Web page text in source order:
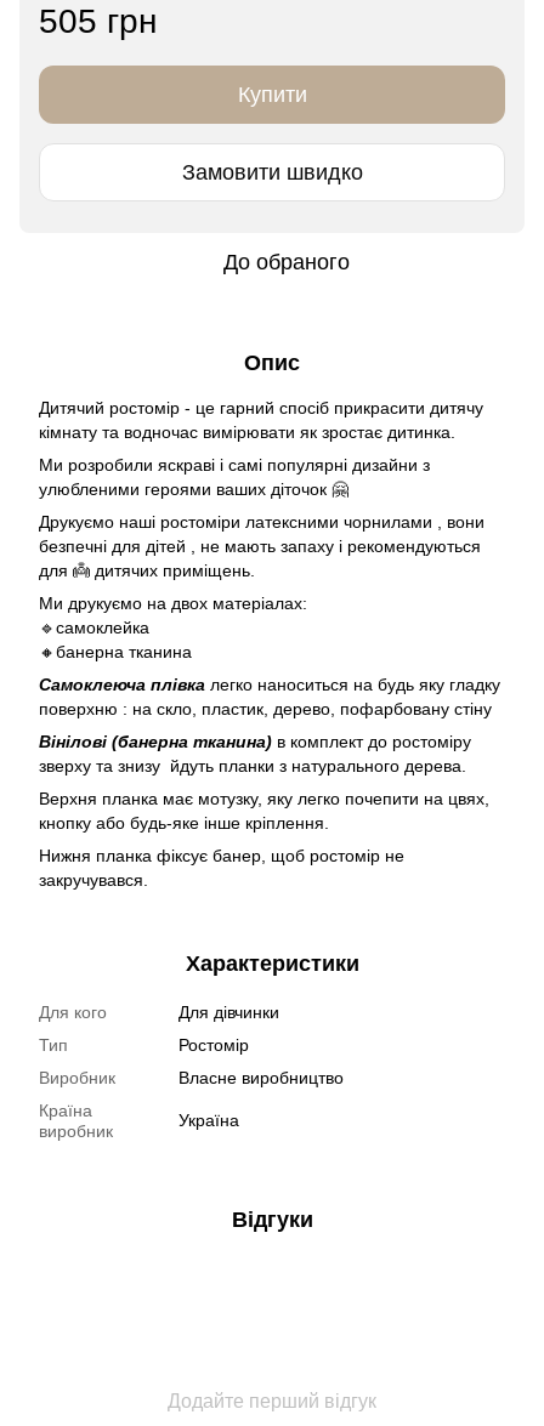
505 грн
Купити
Замовити швидко
До обраного
Опис
Дитячий ростомір - це гарний спосіб прикрасити дитячу
кімнату та водночас вимірювати як зростає дитинка.
Ми розробили яскраві і самі популярні дизайни з
улюбленими героями ваших діточок 🤗
Друкуємо наші ростоміри латексними чорнилами , вони
безпечні для дітей , не мають запаху і рекомендуються
для 👼 дитячих приміщень.
Ми друкуємо на двох матеріалах:
🔹самоклейка
🔸банерна тканина
Самоклеюча плівка легко наноситься на будь яку гладку
поверхню : на скло, пластик, дерево, пофарбовану стіну
Вінілові (банерна тканина) в комплект до ростоміру
зверху та знизу йдуть планки з натурального дерева.
Верхня планка має мотузку, яку легко почепити на цвях,
кнопку або будь-яке інше кріплення.
Нижня планка фіксує банер, щоб ростомір не
закручувався.
Характеристики
Для кого
Для дівчинки
Тип
Ростомір
Виробник
Власне виробництво
Країна
виробник
Україна
Відгуки
Додайте перший відгук